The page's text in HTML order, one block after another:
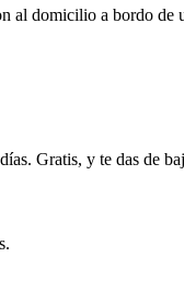
al domicilio a bordo
Gratis, y te das de